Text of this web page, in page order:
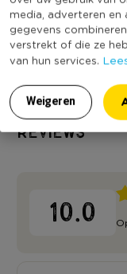
media, adverteren en
gegevens
verstrekt of die ze
van hun services.
Weigeren
• Inhoud: 425 ml
• Kleur: blauw/wit
• Gemaakt van
Inhoud in liter
Duurzaamheidsscore
Reviews
10.0